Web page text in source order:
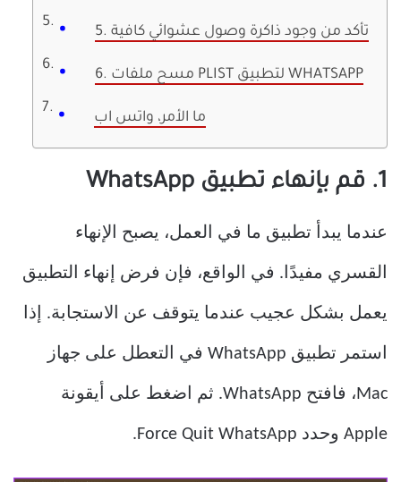
5. تأكد من وجود ذاكرة وصول عشوائي كافية
6. مسح ملفات PLIST لتطبيق WHATSAPP
ما الأمر، واتس اب
1. قم بإنهاء تطبيق WhatsApp
عندما يبدأ تطبيق ما في العمل، يصبح الإنهاء
القسري مفيدًا. في الواقع، فإن فرض إنهاء التطبيق
يعمل بشكل عجيب عندما يتوقف عن الاستجابة. إذا
استمر تطبيق WhatsApp في التعطل على جهاز
Mac، فافتح WhatsApp. ثم اضغط على أيقونة
Apple وحدد Force Quit WhatsApp.